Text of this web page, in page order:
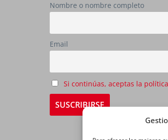
Nombre o nombre completo
Email
Si continúas, aceptas la